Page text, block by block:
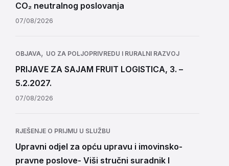
CO₂ neutralnog poslovanja
07/08/2026
OBJAVA, UO ZA POLJOPRIVREDU I RURALNI RAZVOJ
PRIJAVE ZA SAJAM FRUIT LOGISTICA, 3. –
5.2.2027.
07/08/2026
RJEŠENJE O PRIJMU U SLUŽBU
Upravni odjel za opću upravu i imovinsko-
pravne poslove- Viši stručni suradnik I